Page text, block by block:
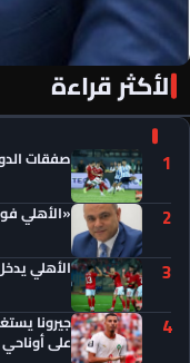
«الأهلي فور يو» لكل
الأكثر قراءة
1 صفقات الدوري المصري
2 «الأهلي
3 الأهلي
4 جيرونا
على